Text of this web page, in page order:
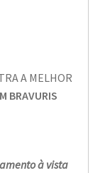
A MELHOR
BRAVURIS
à vista